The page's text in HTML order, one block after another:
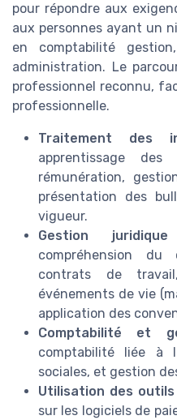
pour répondre aux
aux personnes ayant un
en comptabilité
administration. Le
professionnel reconnu,
professionnelle.
Traitement des
apprentissage
rémunération,
présentation des
vigueur.
Gestion
compréhension
contrats de
événements de vie
application des
Comptabilité et
comptabilité liée à
sociales, et gestion
Utilisation des
sur les logiciels de